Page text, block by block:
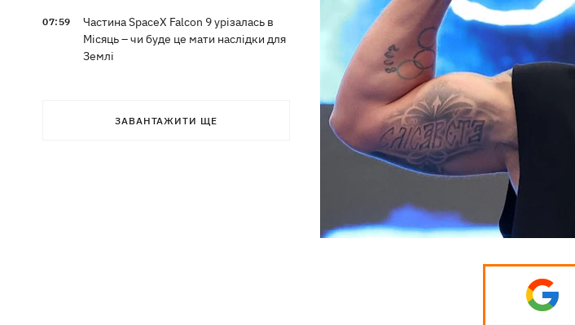
07:59
Частина SpaceX Falcon 9 урізалась в
Місяць – чи буде це мати наслідки для
Землі
подробиці від Лесі Нікітюк
ЗАВАНТАЖИТИ ЩЕ